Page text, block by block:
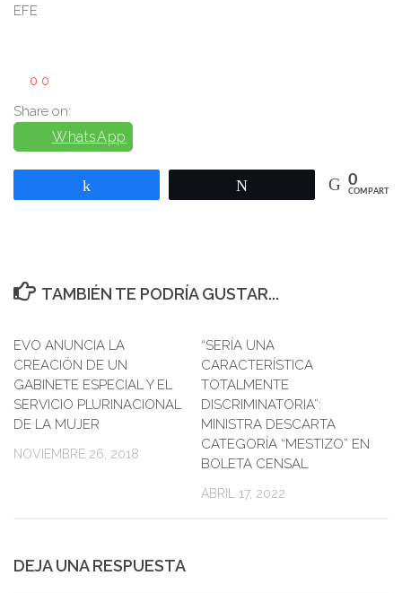
EFE
0 0
Share on:
WhatsApp
0
COMPARTIR
TAMBIÉN TE PODRÍA GUSTAR...
EVO ANUNCIA LA
CREACIÓN DE UN
GABINETE ESPECIAL Y EL
SERVICIO PLURINACIONAL
DE LA MUJER
NOVIEMBRE 26, 2018
“SERÍA UNA
CARACTERÍSTICA
TOTALMENTE
DISCRIMINATORIA”:
MINISTRA DESCARTA
CATEGORÍA “MESTIZO” EN
BOLETA CENSAL
ABRIL 17, 2022
DEJA UNA RESPUESTA